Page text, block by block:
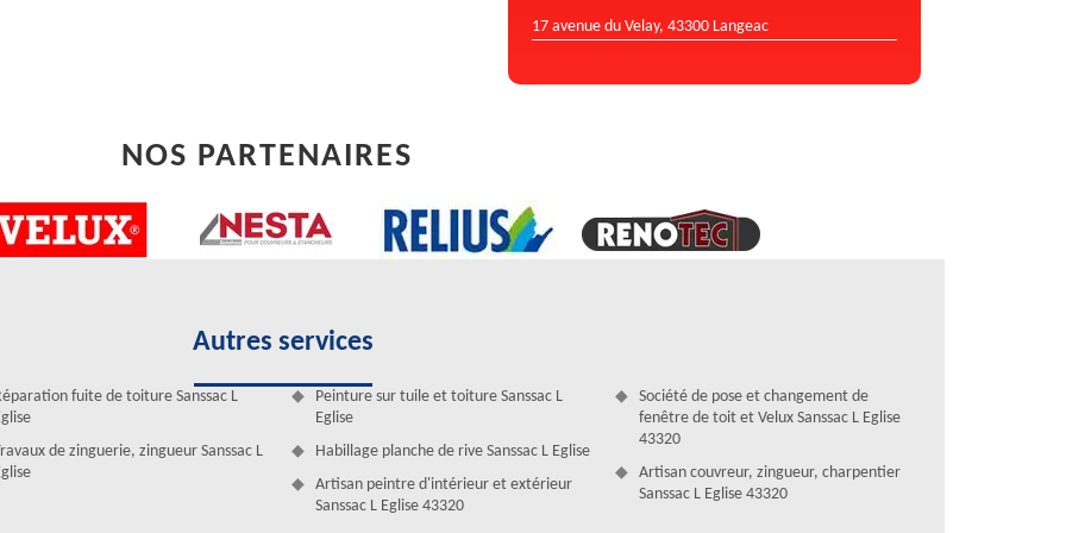
gouttières à Sanssac L Eglise
d’eau pluviale, il est plus que nécessaire de procéder à la
régulier. En effet, il est indispensable que vous pensiez à nettoyer
L Eglise, Artisan Duculty David est l’entreprise la mieux placée
Pour ce fait, confiez vos projets d’entretien de gouttière dans le
17 avenue du Velay, 43300 Langeac
NOS PARTENAIRES
Autres services
fuite de toiture Sanssac L
de zinguerie, zingueur Sanssac L
Peinture sur tuile et toiture Sanssac L
Eglise
Habillage planche de rive Sanssac L Eglise
Artisan peintre d'intérieur et extérieur
Sanssac L Eglise 43320
Société de pose et changement de
fenêtre de toit et Velux Sanssac L Eglise
43320
Artisan couvreur, zingueur, charpentier
Sanssac L Eglise 43320